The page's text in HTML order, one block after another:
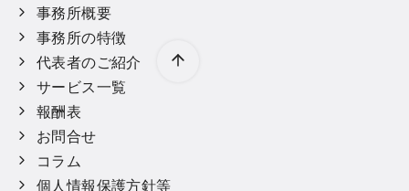
事務所概要
事務所の特徴
代表者のご紹介
サービス一覧
報酬表
お問合せ
コラム
個人情報保護方針等